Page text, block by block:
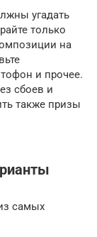
угадать
только
на
и прочее.
сбоев и
также призы
самых